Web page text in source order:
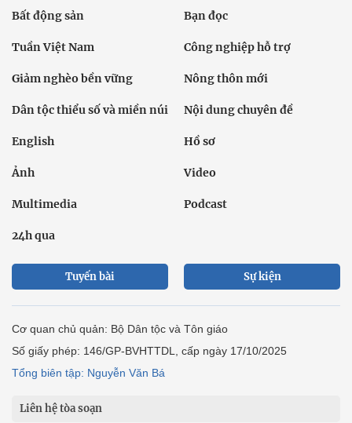
Bất động sản Bạn đọc
Tuần Việt Nam Công nghiệp hỗ trợ
Giảm nghèo bền vững Nông thôn mới
Dân tộc thiểu số và miền núi Nội dung chuyên đề
English Hồ sơ
Ảnh Video
Multimedia Podcast
24h qua
Tuyến bài Sự kiện
Cơ quan chủ quản: Bộ Dân tộc và Tôn giáo
Số giấy phép: 146/GP-BVHTTDL, cấp ngày 17/10/2025
Tổng biên tập: Nguyễn Văn Bá
Liên hệ tòa soạn